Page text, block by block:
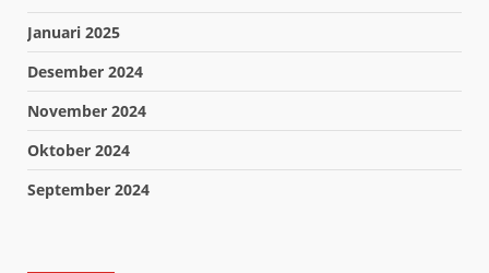
Januari 2025
Desember 2024
November 2024
Oktober 2024
September 2024